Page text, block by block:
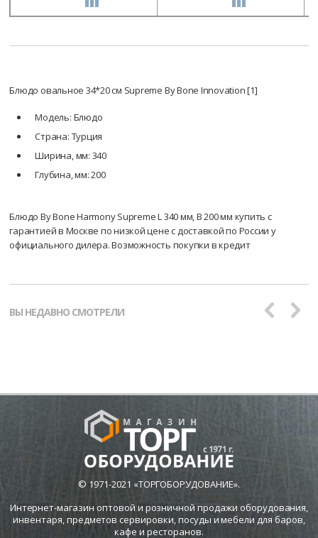
Блюдо овальное 34*20 см Supreme By Bone Innovation [1]
Модель: Блюдо
Страна: Турция
Ширина, мм: 340
Глубина, мм: 200
Блюдо By Bone Harmony Supreme L 340 мм, B 200 мм купить с
гарантией в Москве по низкой цене с доставкой по России у
официального дилера. Возможность покупки в кредит
ВЫ НЕДАВНО СМОТРЕЛИ
© 1971-2021 «ТОРГОБОРУДОВАНИЕ».
Интернет-магазин оптовой и розничной продажи оборудования,
инвентаря, предметов сервировки, посуды и мебели для баров,
кафе и ресторанов.